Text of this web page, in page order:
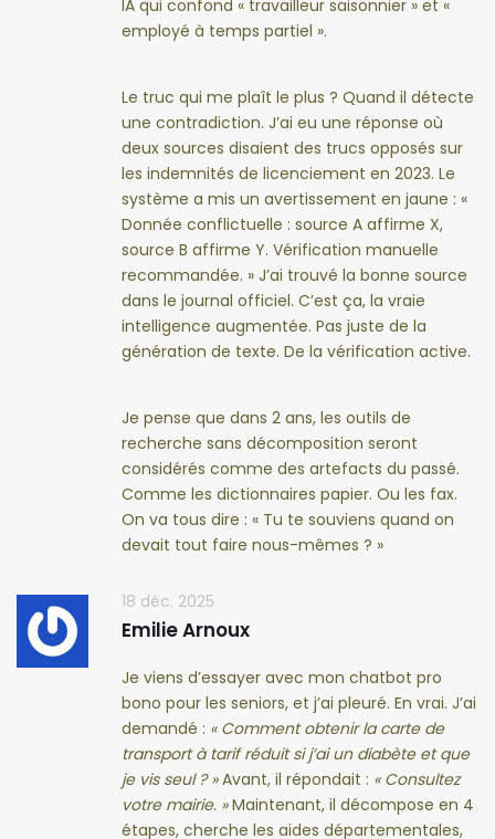
IA qui confond « travailleur saisonnier » et «
employé à temps partiel ».
Le truc qui me plaît le plus ? Quand il détecte
une contradiction. J’ai eu une réponse où
deux sources disaient des trucs opposés sur
les indemnités de licenciement en 2023. Le
système a mis un avertissement en jaune : «
Donnée conflictuelle : source A affirme X,
source B affirme Y. Vérification manuelle
recommandée. » J’ai trouvé la bonne source
dans le journal officiel. C’est ça, la vraie
intelligence augmentée. Pas juste de la
génération de texte. De la vérification active.
Je pense que dans 2 ans, les outils de
recherche sans décomposition seront
considérés comme des artefacts du passé.
Comme les dictionnaires papier. Ou les fax.
On va tous dire : « Tu te souviens quand on
devait tout faire nous-mêmes ? »
18 déc. 2025
Emilie Arnoux
Je viens d’essayer avec mon chatbot pro
bono pour les seniors, et j’ai pleuré. En vrai. J’ai
demandé : « Comment obtenir la carte de
transport à tarif réduit si j’ai un diabète et que
je vis seul ? »Avant, il répondait : « Consultez
votre mairie. »Maintenant, il décompose en 4
étapes, cherche les aides départementales,